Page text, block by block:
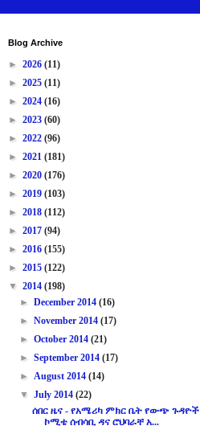
Blog Archive
► 2026 (11)
► 2025 (11)
► 2024 (16)
► 2023 (60)
► 2022 (96)
► 2021 (181)
► 2020 (176)
► 2019 (103)
► 2018 (112)
► 2017 (94)
► 2016 (155)
► 2015 (122)
▼ 2014 (198)
►December 2014(16)
►November 2014(17)
►October 2014(21)
►September 2014(17)
►August 2014(14)
▼July 2014(22)
ሰበር ዜና - የአሜሪካ ምክር ቤት የውጭ ጉዳዮች
ኮሚቴ ሰብሳቢ ዳና ሮህባራቸ አ...